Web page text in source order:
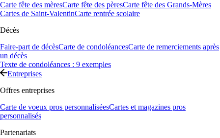
Carte fête des mèresCarte fête des pèresCarte fête des Grands-Mères
Cartes de Saint-ValentinCarte rentrée scolaire
Décès
Faire-part de décèsCarte de condoléancesCarte de remerciements après
un décès
Texte de condoléances : 9 exemples
Entreprises
Offres entreprises
Carte de voeux pros personnaliséesCartes et magazines pros
personnalisés
Partenariats